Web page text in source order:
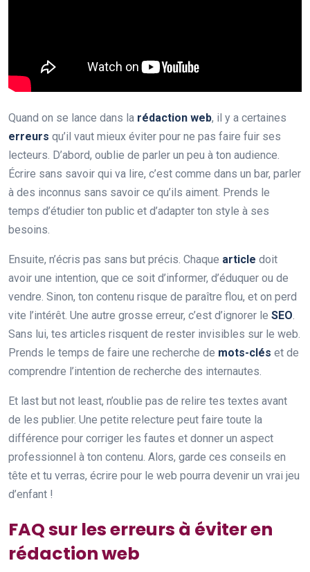
Quand on se lance dans la rédaction web, il y a certaines
erreurs qu’il vaut mieux éviter pour ne pas faire fuir ses
lecteurs. D’abord, oublie de parler un peu à ton audience.
Écrire sans savoir qui va lire, c’est comme dans un bar, parler
à des inconnus sans savoir ce qu’ils aiment. Prends le
temps d’étudier ton public et d’adapter ton style à ses
besoins.
Ensuite, n’écris pas sans but précis. Chaque article doit
avoir une intention, que ce soit d’informer, d’éduquer ou de
vendre. Sinon, ton contenu risque de paraître flou, et on perd
vite l’intérêt. Une autre grosse erreur, c’est d’ignorer le SEO.
Sans lui, tes articles risquent de rester invisibles sur le web.
Prends le temps de faire une recherche de mots-clés et de
comprendre l’intention de recherche des internautes.
Et last but not least, n’oublie pas de relire tes textes avant
de les publier. Une petite relecture peut faire toute la
différence pour corriger les fautes et donner un aspect
professionnel à ton contenu. Alors, garde ces conseils en
tête et tu verras, écrire pour le web pourra devenir un vrai jeu
d’enfant !
FAQ sur les erreurs à éviter en
rédaction web